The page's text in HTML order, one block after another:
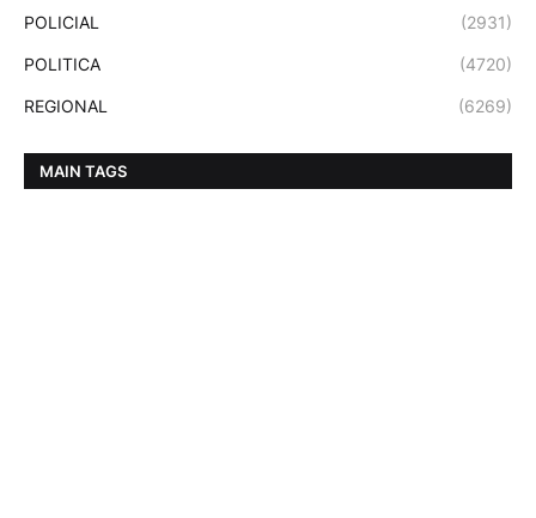
POLICIAL (2931)
POLITICA (4720)
REGIONAL (6269)
MAIN TAGS